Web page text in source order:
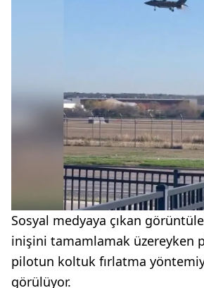
Sosyal medyaya çıkan
inişini tamamlamak üzereyken
pilotun koltuk fırlatma
görülüyor.